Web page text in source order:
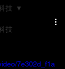
技
技
7e302d_f1a